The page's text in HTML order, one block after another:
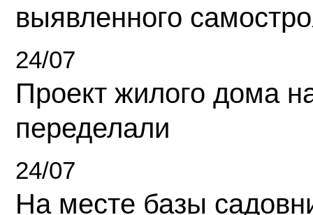
выявленного
24/07
Проект жилого дома
переделали
24/07
На месте базы